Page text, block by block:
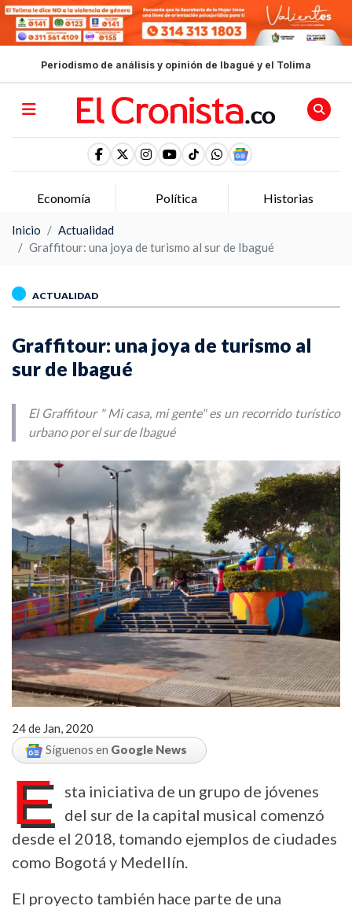
Periodismo de análisis y opinión de Ibagué y el Tolima
Economía Política Historias
Inicio
Actualidad
Graffitour: una joya de turismo al sur de Ibagué
ACTUALIDAD
Graffitour: una joya de turismo al
sur de Ibagué
El Graffitour " Mi casa, mi gente" es un recorrido turístico
urbano por el sur de Ibagué
24 de Jan, 2020
Síguenos en Google News
E
sta iniciativa de un grupo de jóvenes
del sur de la capital musical comenzó
desde el 2018, tomando ejemplos de ciudades
como Bogotá y Medellín.
El proyecto también hace parte de una